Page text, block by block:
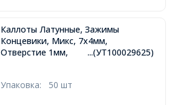
Каллоты Латунные, Зажимы
Концевики, Микс, 7х4мм,
Отверстие 1мм,
...(УТ100029625)
Упаковка: 50 шт